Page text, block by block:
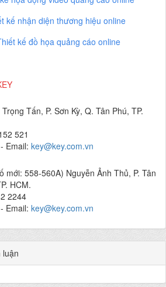
kế nhận diện thương hiệu online
kế đồ họa quảng cáo online
Tấn, P. Sơn Kỳ, Q. Tân Phú, TP.
521
- Email: key@key.com.vn
mới: 558-560A) Nguyễn Ảnh Thủ, P. Tân
HCM.
2244
- Email: key@key.com.vn